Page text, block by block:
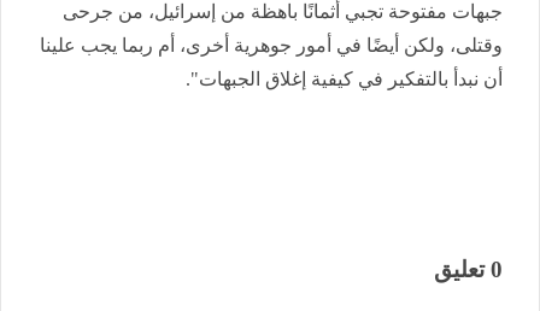
جبهات مفتوحة تجبي أثمانًا باهظة من إسرائيل، من جرحى
وقتلى، ولكن أيضًا في أمور جوهرية أخرى، أم ربما يجب علينا
أن نبدأ بالتفكير في كيفية إغلاق الجبهات".
0 تعليق